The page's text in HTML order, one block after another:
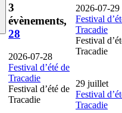
3
évènements,
28
2026-07-28
Festival d’été de
Tracadie
Festival d’été de
Tracadie
2026-07-29
Festival
Tracadie
Festival
Tracadie
29 juillet
Festival
Tracadie